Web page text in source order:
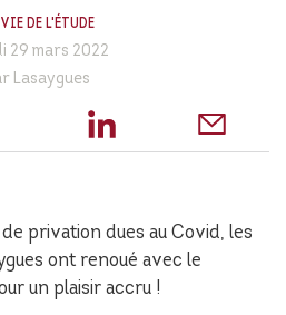
DE L'ÉTUDE
29 mars 2022
Lasaygues
privation dues au Covid, les
ont renoué avec le
un plaisir accru !